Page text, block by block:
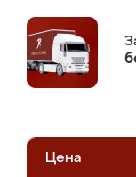
Цена